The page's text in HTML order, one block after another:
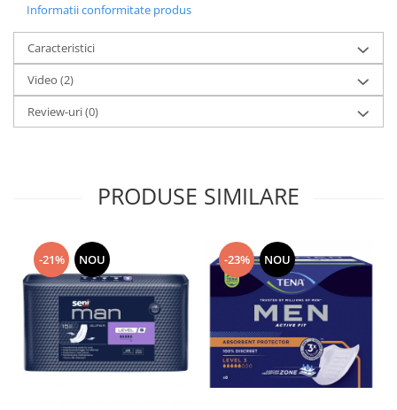
Informatii conformitate produs
Caracteristici
Video (2)
Review-uri(0)
PRODUSE SIMILARE
-21% NOU -23% NOU